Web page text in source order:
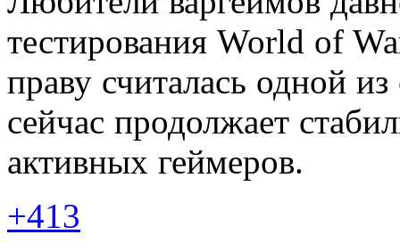
тестирования World of
праву считалась одной
сейчас продолжает
активных геймеров.
+413